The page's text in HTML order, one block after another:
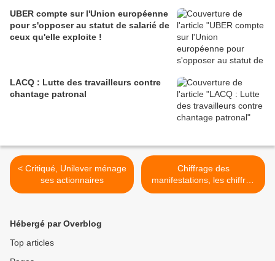
UBER compte sur l'Union européenne
pour s'opposer au statut de salarié de
ceux qu'elle exploite !
LACQ : Lutte des travailleurs contre
chantage patronal
< Critiqué, Unilever ménage
ses actionnaires
Chiffrage des
manifestations, les chiffres
plus que suspects
Hébergé par Overblog
Top articles